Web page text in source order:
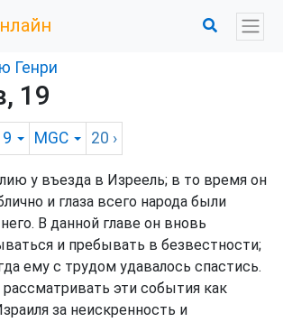
Генри
19
MGC 20 ›
у въезда в Изреель; в то время он
и глаза всего народа были
В данной главе он вновь
и пребывать в безвестности;
ему с трудом удавалось спастись.
эти события как
за неискренность и